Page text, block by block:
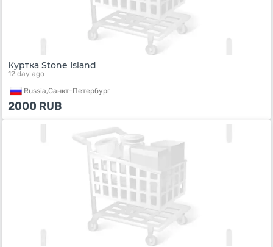
Куртка Stone Island
12 day ago
Russia,Санкт-Петербург
2000 RUB